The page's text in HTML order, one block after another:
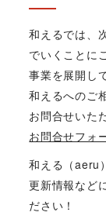
和えるでは、
でいくことに
事業を展開し
和えるへのご
お問合せいた
お問合せフォ
和える（aeru
更新情報など
ださい！